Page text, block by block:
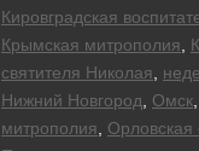
Кировградская
Крымская митрополия
святителя Николая
Нижний Новгород
Омск
митрополия
Орловская